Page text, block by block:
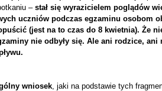
– stał się wyrazicielem poglądów
uczniów podczas egzaminu osobom
(jest na to czas do 8 kwietnia). Że
nie odbyły się. Ale ani rodzice,
wniosek, jaki na podstawie tych